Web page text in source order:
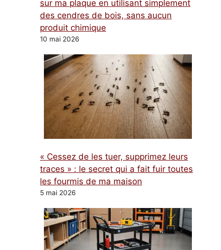
sur ma plaque en utilisant simplement
des cendres de bois, sans aucun
produit chimique
10 mai 2026
« Cessez de les tuer, supprimez leurs
traces » : le secret qui a fait fuir toutes
les fourmis de ma maison
5 mai 2026